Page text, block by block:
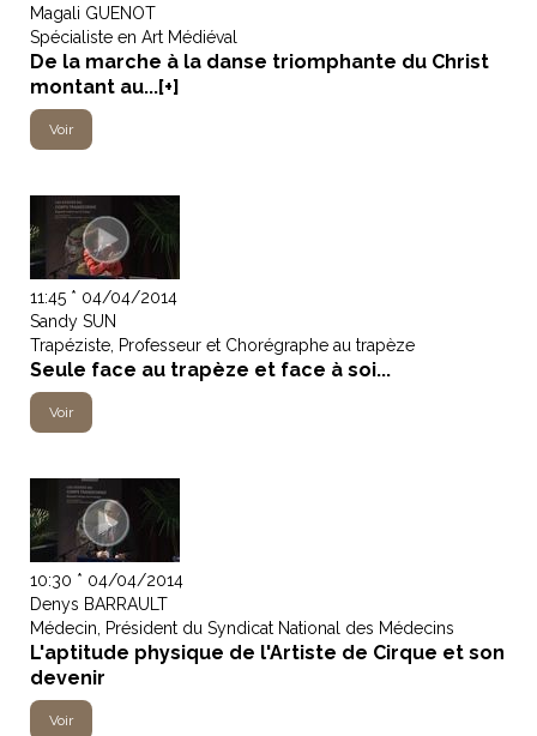
Magali GUENOT
Spécialiste en Art Médiéval
De la marche à la danse triomphante du Christ
montant au...[+]
Voir
11:45 * 04/04/2014
Sandy SUN
Trapéziste, Professeur et Chorégraphe au trapèze
Seule face au trapèze et face à soi...
Voir
10:30 * 04/04/2014
Denys BARRAULT
Médecin, Président du Syndicat National des Médecins
L'aptitude physique de l'Artiste de Cirque et son
devenir
Voir